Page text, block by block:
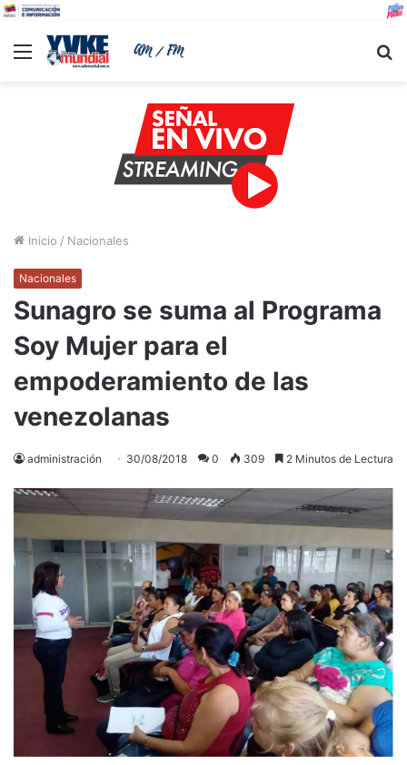
Menu
Inicio / Nacionales
Nacionales
Sunagro se suma al Programa
Soy Mujer para el
empoderamiento de las
venezolanas
administración 30/08/2018 0 309 2 Minutos de Lectura